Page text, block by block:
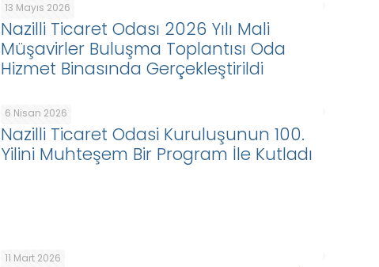
13 Mayıs 2026
Nazilli Ticaret Odası 2026 Yılı Mali
Müşavirler Buluşma Toplantısı Oda
Hizmet Binasında Gerçekleştirildi
6 Nisan 2026
Nazilli Ticaret Odasi Kuruluşunun 100.
Yilini Muhteşem Bir Program İle Kutladı
11 Mart 2026